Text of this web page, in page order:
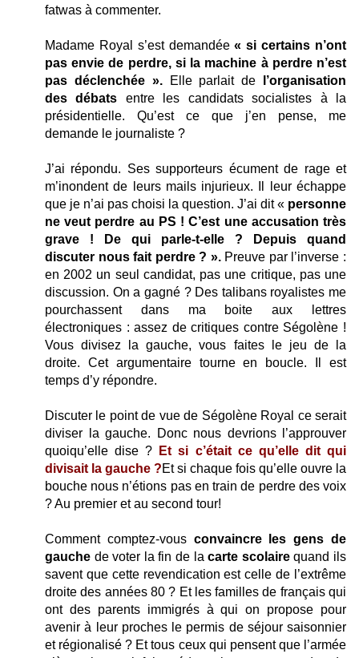
fatwas à commenter.
Madame Royal s’est demandée« si certains n’ont
pas envie de perdre, si la machine à perdre n’est
pas déclenchée ».Elle parlait de
l’organisation
des débats entre les candidats socialistes à la
présidentielle. Qu’est ce que j’en pense, me
demande le journaliste ?
J’ai répondu. Ses supporteurs écument de rage et
m’inondent de leurs mails injurieux. Il leur échappe
que je n’ai pas choisi la question. J’ai dit « personne
ne veut perdre au PS ! C’est une accusation très
grave ! De qui parle-t-elle ?
Depuis quand
discuter nous fait perdre ? ».Preuve par l’inverse :
en 2002 un seul candidat, pas une critique, pas une
discussion. On a gagné ? Des talibans royalistes me
pourchassent dans ma boite aux lettres
électroniques : assez de critiques contre Ségolène !
Vous divisez la gauche, vous faites le jeu de la
droite. Cet argumentaire tourne en boucle. Il est
temps d’y répondre.
Discuter le point de vue de Ségolène Royal ce serait
diviser la gauche. Donc nous devrions l’approuver
quoiqu’elle dise ?
Et si c’était ce qu’elle dit qui
divisait la gauche ?Et si chaque fois qu’elle ouvre la
bouche nous n’étions pas en train de perdre des voix
? Au premier et au second tour!
Comment comptez-vous convaincre les gens de
gauche de voter la fin de lacarte scolairequand ils
savent que cette revendication est celle de l’extrême
droite des années 80 ? Et les familles de français qui
ont des parents immigrés à qui on propose pour
avenir à leur proches le permis de séjour saisonnier
et régionalisé ? Et tous ceux qui pensent que l’armée